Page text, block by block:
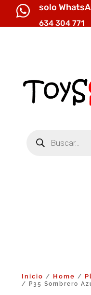
 solo
634 304 771
productos
Inicio / Home /
/ P35 Sombrero